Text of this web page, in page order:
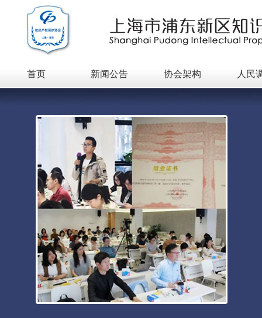
首页 新闻公告 协会架构 人民